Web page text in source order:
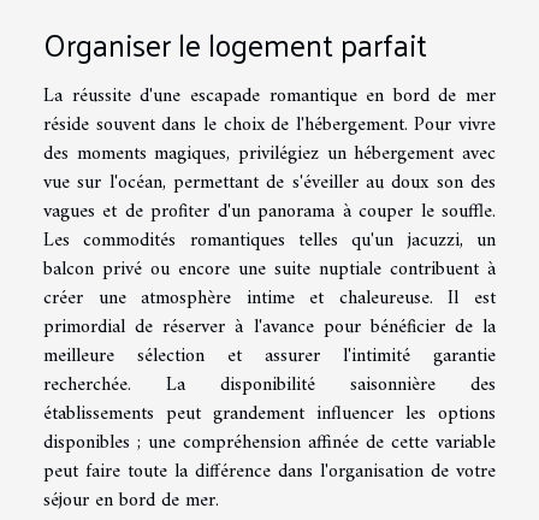
Organiser le logement parfait
La réussite d'une escapade romantique en bord de mer
réside souvent dans le choix de l'hébergement. Pour vivre
des moments magiques, privilégiez un hébergement avec
vue sur l'océan, permettant de s'éveiller au doux son des
vagues et de profiter d'un panorama à couper le souffle.
Les commodités romantiques telles qu'un jacuzzi, un
balcon privé ou encore une suite nuptiale contribuent à
créer une atmosphère intime et chaleureuse. Il est
primordial de réserver à l'avance pour bénéficier de la
meilleure sélection et assurer l'intimité garantie
recherchée. La disponibilité saisonnière des
établissements peut grandement influencer les options
disponibles ; une compréhension affinée de cette variable
peut faire toute la différence dans l'organisation de votre
séjour en bord de mer.